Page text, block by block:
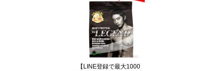
イン 女性 男性 WEIGHT
DOWN ビーレジェンド
プロテイン バナナ ヨー
グルト ココア 黒蜜きな
こ be LEGEND ウェイト
ダウン リニューアル
【LINE登録で最大1000